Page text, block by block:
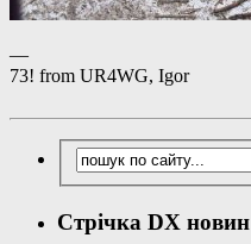
—
73! from UR4WG, Igor
Стрічка DX новин